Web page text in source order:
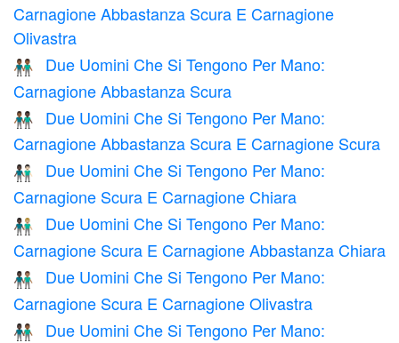
Carnagione Abbastanza Scura E Carnagione
Olivastra
👬🏾
Due Uomini Che Si Tengono Per Mano:
Carnagione Abbastanza Scura
👨🏾‍🤝‍👨🏿
Due Uomini Che Si Tengono Per Mano:
Carnagione Abbastanza Scura E Carnagione Scura
👨🏿‍🤝‍👨🏻
Due Uomini Che Si Tengono Per Mano:
Carnagione Scura E Carnagione Chiara
👨🏿‍🤝‍👨🏼
Due Uomini Che Si Tengono Per Mano:
Carnagione Scura E Carnagione Abbastanza Chiara
👨🏿‍🤝‍👨🏽
Due Uomini Che Si Tengono Per Mano:
Carnagione Scura E Carnagione Olivastra
👨🏿‍🤝‍👨🏾
Due Uomini Che Si Tengono Per Mano: